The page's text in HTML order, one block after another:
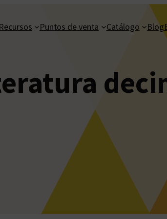
Recursos Puntos de venta Catálogo Blog